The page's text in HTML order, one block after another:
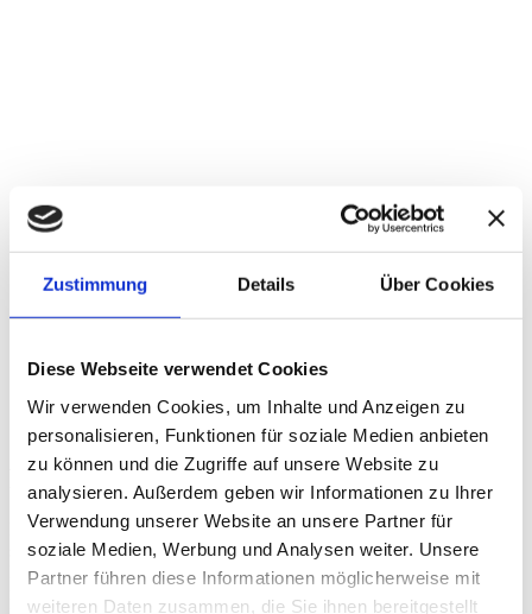
Zustimmung Details Über Cookies
Diese Webseite verwendet Cookies
Wir verwenden Cookies, um Inhalte und Anzeigen zu
personalisieren, Funktionen für soziale Medien anbieten
zu können und die Zugriffe auf unsere Website zu
analysieren. Außerdem geben wir Informationen zu Ihrer
Verwendung unserer Website an unsere Partner für
soziale Medien, Werbung und Analysen weiter. Unsere
Partner führen diese Informationen möglicherweise mit
weiteren Daten zusammen, die Sie ihnen bereitgestellt
Projektbeschreibung
Die Mieter A1 Telekom Austria, Kühne & Nagel, Schachinger
sowie Phoenix sind in den beiden Hallen A und B des
Logistikzentrums Wien-Nord seit 2012/2015 auf einer Fläche von
rund 44.000 m² operativ tätig. Mit der Erweiterung durch die Hallen